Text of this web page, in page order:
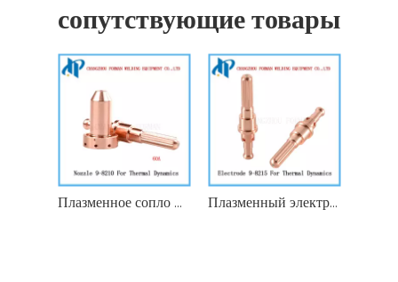
сопутствующие товары
Плазменное сопло 9-8210 Горелка для плазменной резки Thermal Dynamics SL60/SL100 Плазменный электрод 9-8215 Горелка для плазменной резки Thermal Dynamics SL60/SL100